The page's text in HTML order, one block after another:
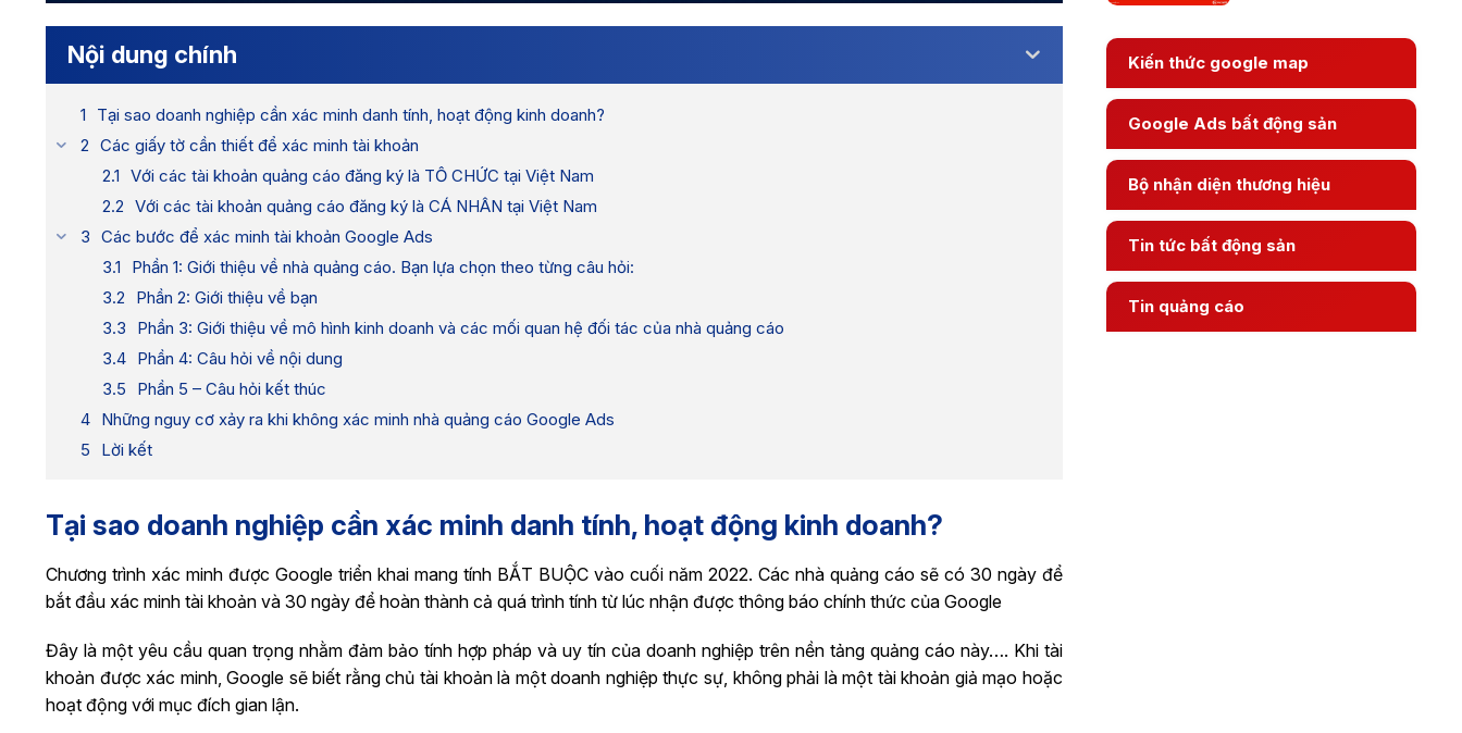
Nội dung chính
Tại sao doanh nghiệp cần xác minh danh tính, hoạt động kinh doanh?
Các giấy tờ cần thiết để xác minh tài khoản
Với các tài khoản quảng cáo đăng ký là TỔ CHỨC tại Việt Nam
Với các tài khoản quảng cáo đăng ký là CÁ NHÂN tại Việt Nam
Các bước để xác minh tài khoản Google Ads
Phần 1: Giới thiệu về nhà quảng cáo. Bạn lựa chọn theo từng câu hỏi:
Phần 2: Giới thiệu về bạn
Phần 3: Giới thiệu về mô hình kinh doanh và các mối quan hệ đối tác của nhà quảng cáo
Phần 4: Câu hỏi về nội dung
Phần 5 – Câu hỏi kết thúc
Những nguy cơ xảy ra khi không xác minh nhà quảng cáo Google Ads
Lời kết
Tại sao doanh nghiệp cần xác minh danh tính, hoạt động kinh doanh?
Chương trình xác minh được Google triển khai mang tính BẮT BUỘC vào cuối năm 2022. Các nhà quảng cáo sẽ có 30 ngày để
bắt đầu xác minh tài khoản và 30 ngày để hoàn thành cả quá trình tính từ lúc nhận được thông báo chính thức của Google
Đây là một yêu cầu quan trọng nhằm đảm bảo tính hợp pháp và uy tín của doanh nghiệp trên nền tảng quảng cáo này…. Khi tài
khoản được xác minh, Google sẽ biết rằng chủ tài khoản là một doanh nghiệp thực sự, không phải là một tài khoản giả mạo hoặc
hoạt động với mục đích gian lận.
Kiến thức google map
Google Ads bất động sản
Bộ nhận diện thương hiệu
Tin tức bất động sản
Tin quảng cáo